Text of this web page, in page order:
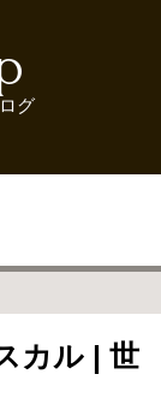
グ
カル | 世